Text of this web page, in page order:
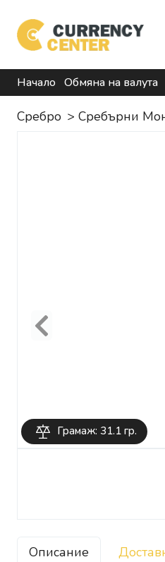
Начало Обмяна на валута
Сребро > Сребърни
Грамаж: 31.1 гр.
Previous
Описание